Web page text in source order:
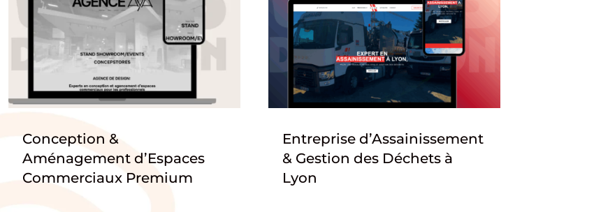
Conception &
Aménagement d’Espaces
Commerciaux Premium
Entreprise d’Assainissement
& Gestion des Déchets à
Lyon